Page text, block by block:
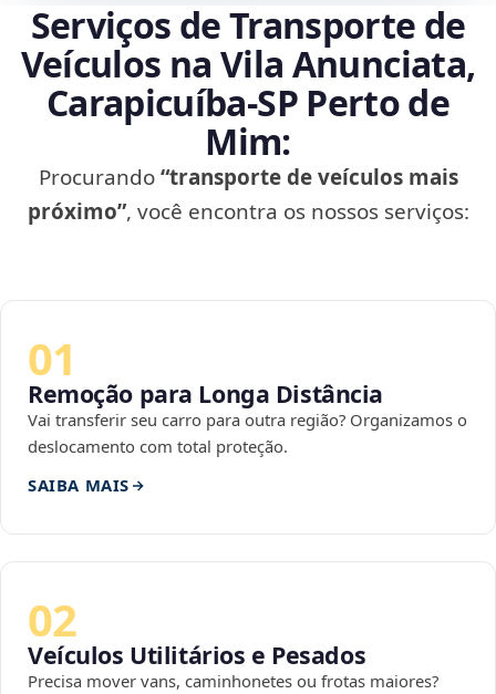
Serviços de Transporte de
Veículos na Vila Anunciata,
Carapicuíba‑SP Perto de
Mim:
Procurando“transporte de veículos mais
próximo”, você encontra os nossos serviços:
01
Remoção para Longa Distância
Vai transferir seu carro para outra região? Organizamos o
deslocamento com total proteção.
SAIBA MAIS
02
Veículos Utilitários e Pesados
Precisa mover vans, caminhonetes ou frotas maiores?